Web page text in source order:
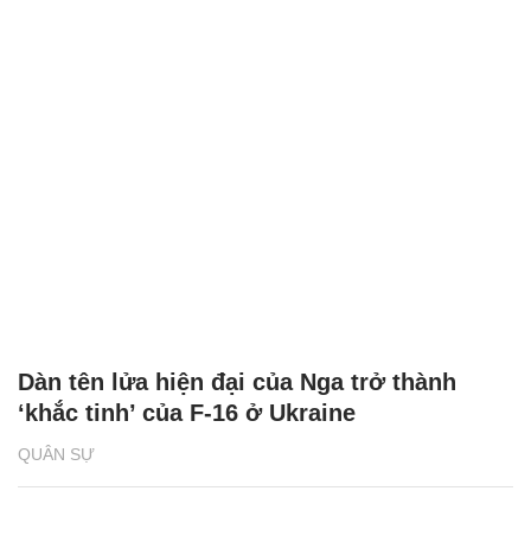
QUÂN SỰ
Dàn tên lửa hiện đại của Nga trở thành
‘khắc tinh’ của F-16 ở Ukraine